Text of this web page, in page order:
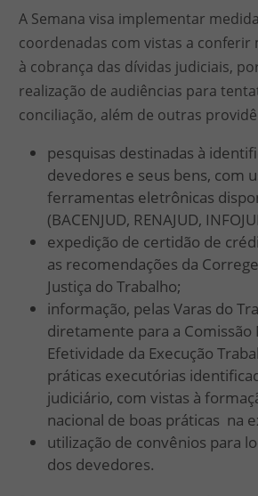
A Semana visa implementar
coordenadas com vistas a conferir
à cobrança das dívidas judiciais,
realização de audiências para
conciliação, além de outras
pesquisas destinadas à
devedores e seus bens, com
ferramentas eletrônicas
(BACENJUD, RENAJUD,
expedição de certidão de
as recomendações da
Justiça do Trabalho;
informação, pelas Varas do
diretamente para a Comissão
Efetividade da Execução
práticas executórias
judiciário, com vistas à
nacional de boas práticas na
utilização de convênios para
dos devedores.